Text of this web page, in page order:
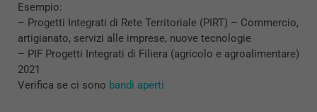
Esempio:
– Progetti Integrati di Rete Territoriale (PIRT) – Commercio,
artigianato, servizi alle imprese, nuove tecnologie
– PIF Progetti Integrati di Filiera (agricolo e agroalimentare)
2021
Verifica se ci sono bandi aperti